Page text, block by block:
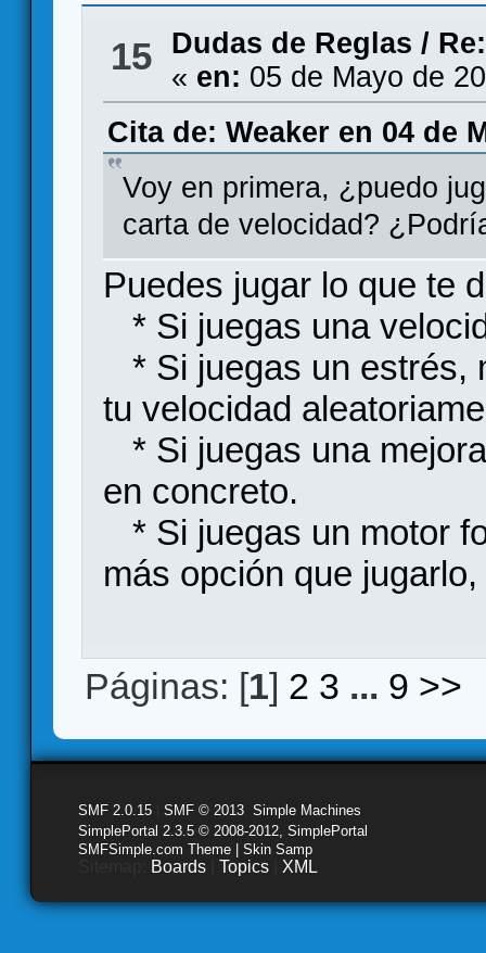
15 Dudas de Reglas /
« en: 05 de Mayo de
Cita de: Weaker en 04 de
Voy en primera, ¿puedo
carta de velocidad?
Puedes jugar lo que te
* Si juegas una
* Si juegas un estrés,
tu velocidad
* Si juegas una
en concreto.
* Si juegas un motor
más opción que
Páginas: [1] 2 3 ... 9 >>
SMF 2.0.15 SMF © 2013 Simple Machines
SimplePortal 2.3.5 © 2008-2012, SimplePortal
SMFSimple.com Theme | Skin Samp
Boards Topics XML